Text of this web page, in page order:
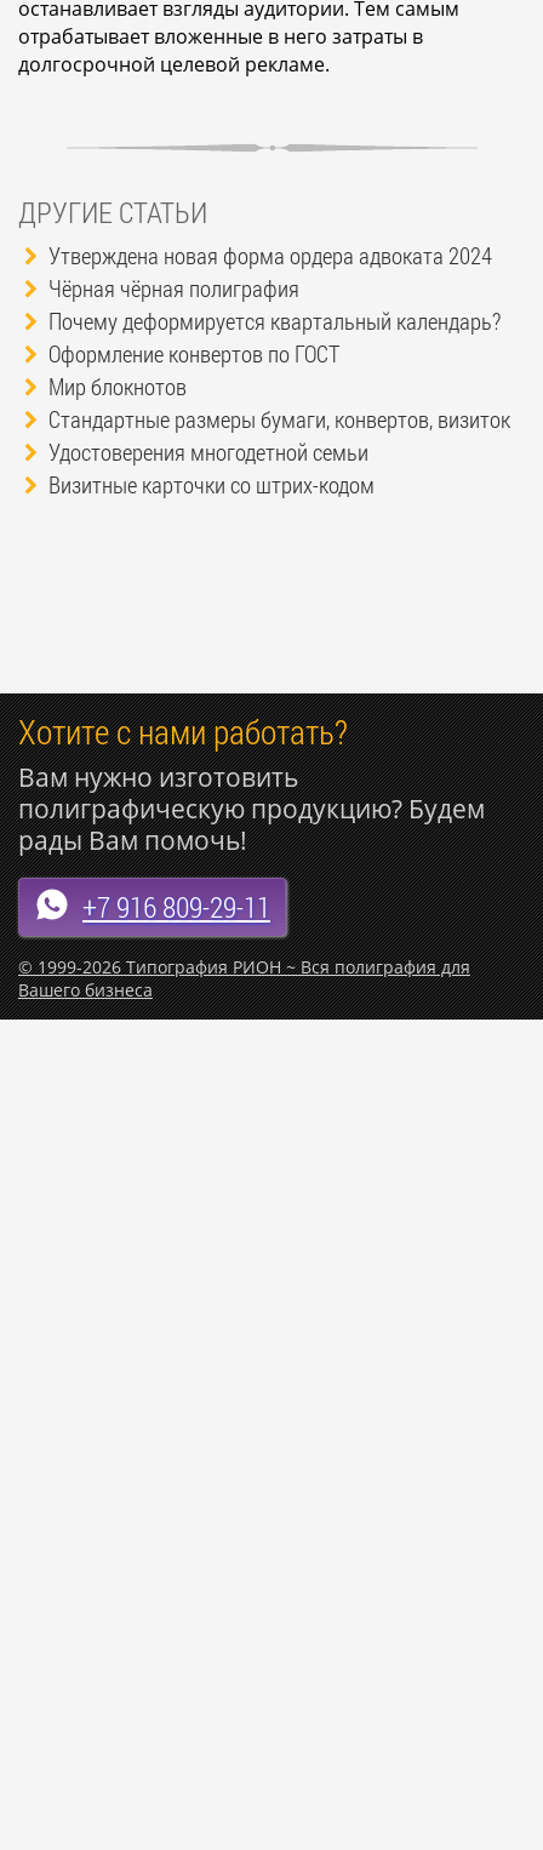
останавливает взгляды аудитории. Тем самым
отрабатывает вложенные в него затраты в
долгосрочной целевой рекламе.
ДРУГИЕ СТАТЬИ
Утверждена новая форма ордера адвоката 2024
Чёрная чёрная полиграфия
Почему деформируется квартальный календарь?
Оформление конвертов по ГОСТ
Мир блокнотов
Стандартные размеры бумаги, конвертов, визиток
Удостоверения многодетной семьи
Визитные карточки со штрих-кодом
Хотите с нами работать?
Вам нужно изготовить
полиграфическую продукцию? Будем
рады Вам помочь!
+7 916 809-29-11
© 1999-2026 Типография РИОН ~ Вся полиграфия для
Вашего бизнеса